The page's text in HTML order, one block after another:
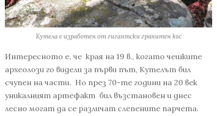
Кутела е изработен от гигантски гранитен къс
Интересното е, че края на 19 в., когато чешките
археолози го видели за първи път, Кутелът бил
счупен на части. Но през 70-те години на 20 век
уникалният артефакт бил възстановен и днес
лесно могат да се различат слепените парчета.